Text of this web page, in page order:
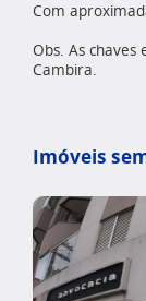
Com
Obs. As chaves
Cambira.
Imóveis